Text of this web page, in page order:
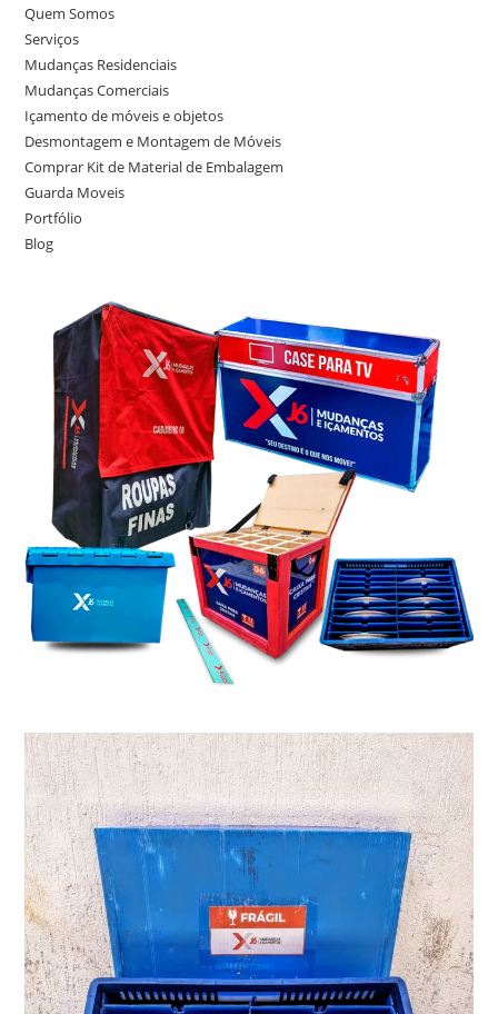
Quem Somos
Serviços
Mudanças Residenciais
Mudanças Comerciais
Içamento de móveis e objetos
Desmontagem e Montagem de Móveis
Comprar Kit de Material de Embalagem
Guarda Moveis
Portfólio
Blog